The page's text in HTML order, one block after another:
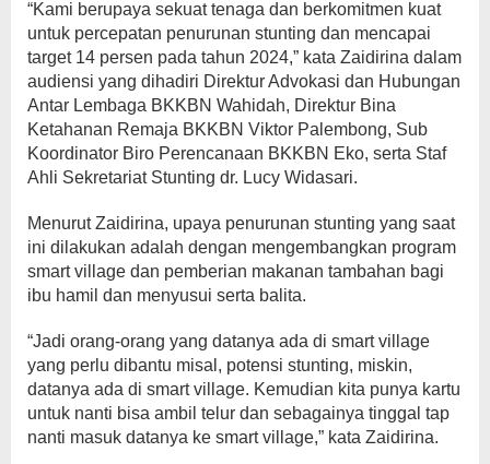
“Kami berupaya sekuat tenaga dan berkomitmen kuat
untuk percepatan penurunan stunting dan mencapai
target 14 persen pada tahun 2024,” kata Zaidirina dalam
audiensi yang dihadiri Direktur Advokasi dan Hubungan
Antar Lembaga BKKBN Wahidah, Direktur Bina
Ketahanan Remaja BKKBN Viktor Palembong, Sub
Koordinator Biro Perencanaan BKKBN Eko, serta Staf
Ahli Sekretariat Stunting dr. Lucy Widasari.
Menurut Zaidirina, upaya penurunan stunting yang saat
ini dilakukan adalah dengan mengembangkan program
smart village dan pemberian makanan tambahan bagi
ibu hamil dan menyusui serta balita.
“Jadi orang-orang yang datanya ada di smart village
yang perlu dibantu misal, potensi stunting, miskin,
datanya ada di smart village. Kemudian kita punya kartu
untuk nanti bisa ambil telur dan sebagainya tinggal tap
nanti masuk datanya ke smart village,” kata Zaidirina.